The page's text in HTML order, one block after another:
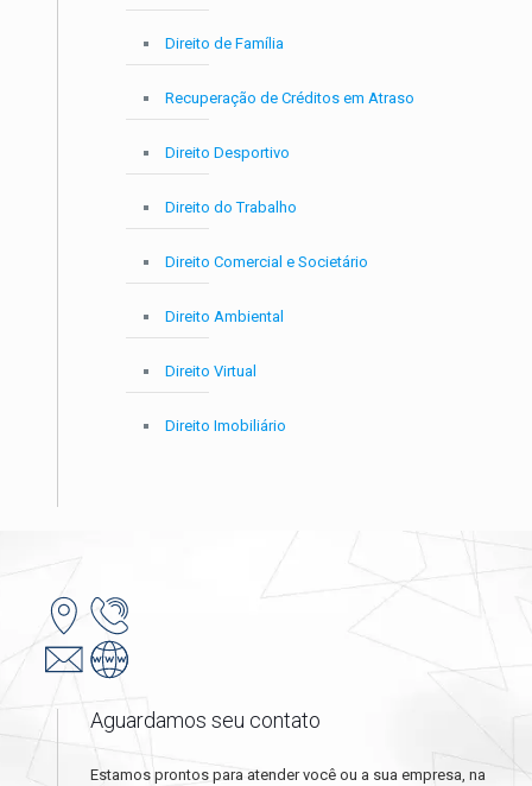
Direito de Família
Recuperação de Créditos em Atraso
Direito Desportivo
Direito do Trabalho
Direito Comercial e Societário
Direito Ambiental
Direito Virtual
Direito Imobiliário
Aguardamos seu contato
Estamos prontos para atender você ou a sua empresa, na